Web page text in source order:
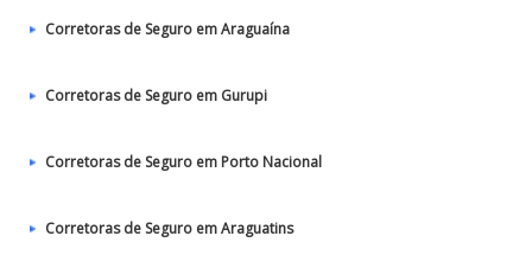
Corretoras de Seguro em Araguaína
Corretoras de Seguro em Gurupi
Corretoras de Seguro em Porto Nacional
Corretoras de Seguro em Araguatins